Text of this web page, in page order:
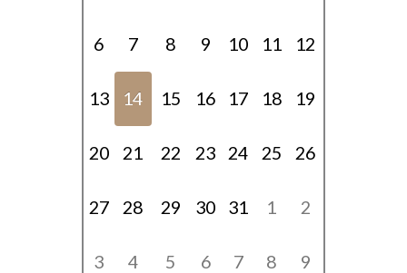
6 7 8 9 10 11 12
13 14 15 16 17 18 19
20 21 22 23 24 25 26
27 28 29 30 31 1 2
3 4 5 6 7 8 9